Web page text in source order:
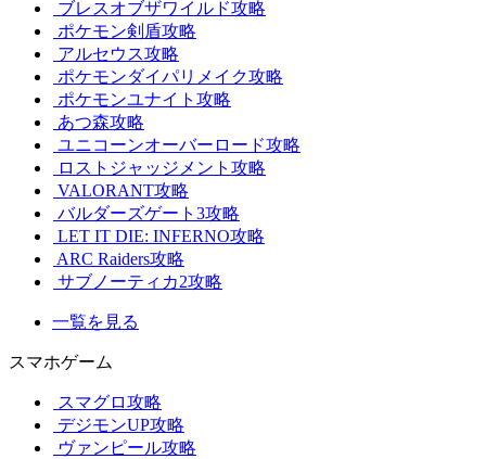
ブレスオブザワイルド攻略
ポケモン剣盾攻略
アルセウス攻略
ポケモンダイパリメイク攻略
ポケモンユナイト攻略
あつ森攻略
ユニコーンオーバーロード攻略
ロストジャッジメント攻略
VALORANT攻略
バルダーズゲート3攻略
LET IT DIE: INFERNO攻略
ARC Raiders攻略
サブノーティカ2攻略
一覧を見る
スマホゲーム
スマグロ攻略
デジモンUP攻略
ヴァンピール攻略